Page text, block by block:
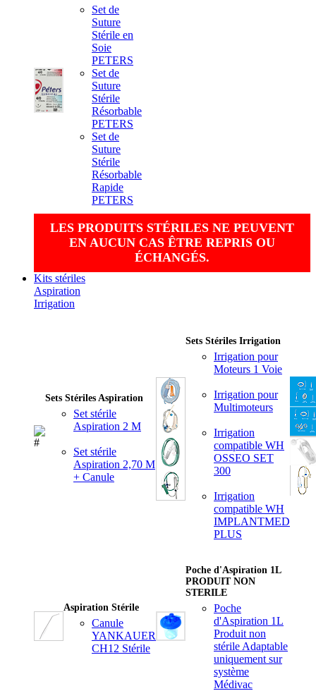
Set de
Suture
Stérile en
Soie
PETERS
Set de
Suture
Stérile
Résorbable
PETERS
Set de
Suture
Stérile
Résorbable
Rapide
PETERS
LES PRODUITS STÉRILES NE PEUVENT
EN AUCUN CAS ÊTRE REPRIS OU
ÉCHANGÉS.
Kits stériles
Aspiration
Irrigation
Sets Stériles Aspiration
Set stérile
Aspiration 2 M
Set stérile
Aspiration 2,70 M
+ Canule
Sets Stériles Irrigation
Irrigation pour
Moteurs 1 Voie
Irrigation pour
Multimoteurs
Irrigation
compatible WH
OSSEO SET
300
Irrigation
compatible WH
IMPLANTMED
PLUS
Aspiration Stérile
Canule
YANKAUER
CH12 Stérile
Poche d'Aspiration 1L
PRODUIT NON
STERILE
Poche
d'Aspiration 1L
Produit non
stérile Adaptable
uniquement sur
système
Médivac